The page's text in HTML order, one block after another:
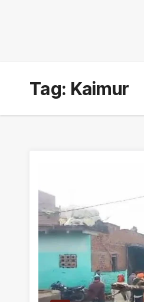
Tag: Kaimur